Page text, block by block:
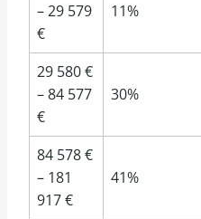
– 29 579
€
11%
29 580 €
– 84 577
€
30%
84 578 €
– 181
917 €
41%